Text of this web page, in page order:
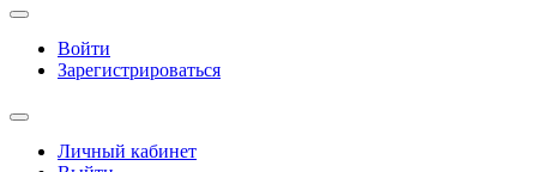
Войти
Зарегистрироваться
Личный кабинет